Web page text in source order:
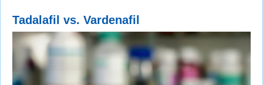
Tadalafil vs. Vardenafil